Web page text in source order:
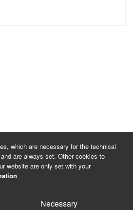
which are necessary for the technical
are always set. Other cookies to
website are only set with your
Necessary